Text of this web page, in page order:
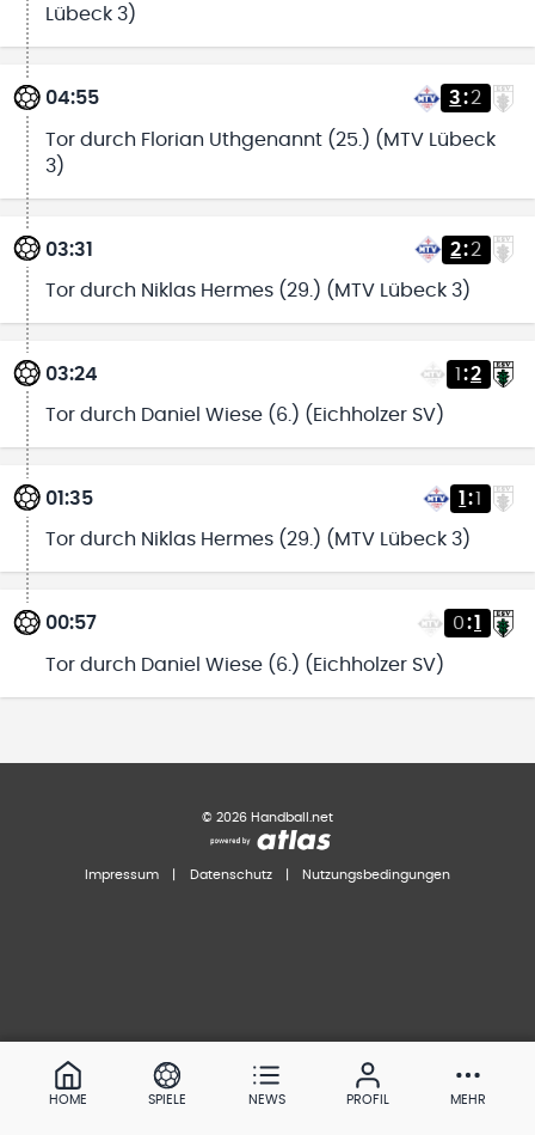
Lübeck 3)
04:55 3:2
Tor durch Florian Uthgenannt (25.) (MTV Lübeck
3)
03:31 2:2
Tor durch Niklas Hermes (29.) (MTV Lübeck 3)
03:24 1 :2
Tor durch Daniel Wiese (6.) (Eichholzer SV)
01:35 1 :1
Tor durch Niklas Hermes (29.) (MTV Lübeck 3)
00:57 0:1
Tor durch Daniel Wiese (6.) (Eichholzer SV)
© 2026 Handball.net
Impressum Datenschutz Nutzungsbedingungen
HOME SPIELE NEWS PROFIL MEHR